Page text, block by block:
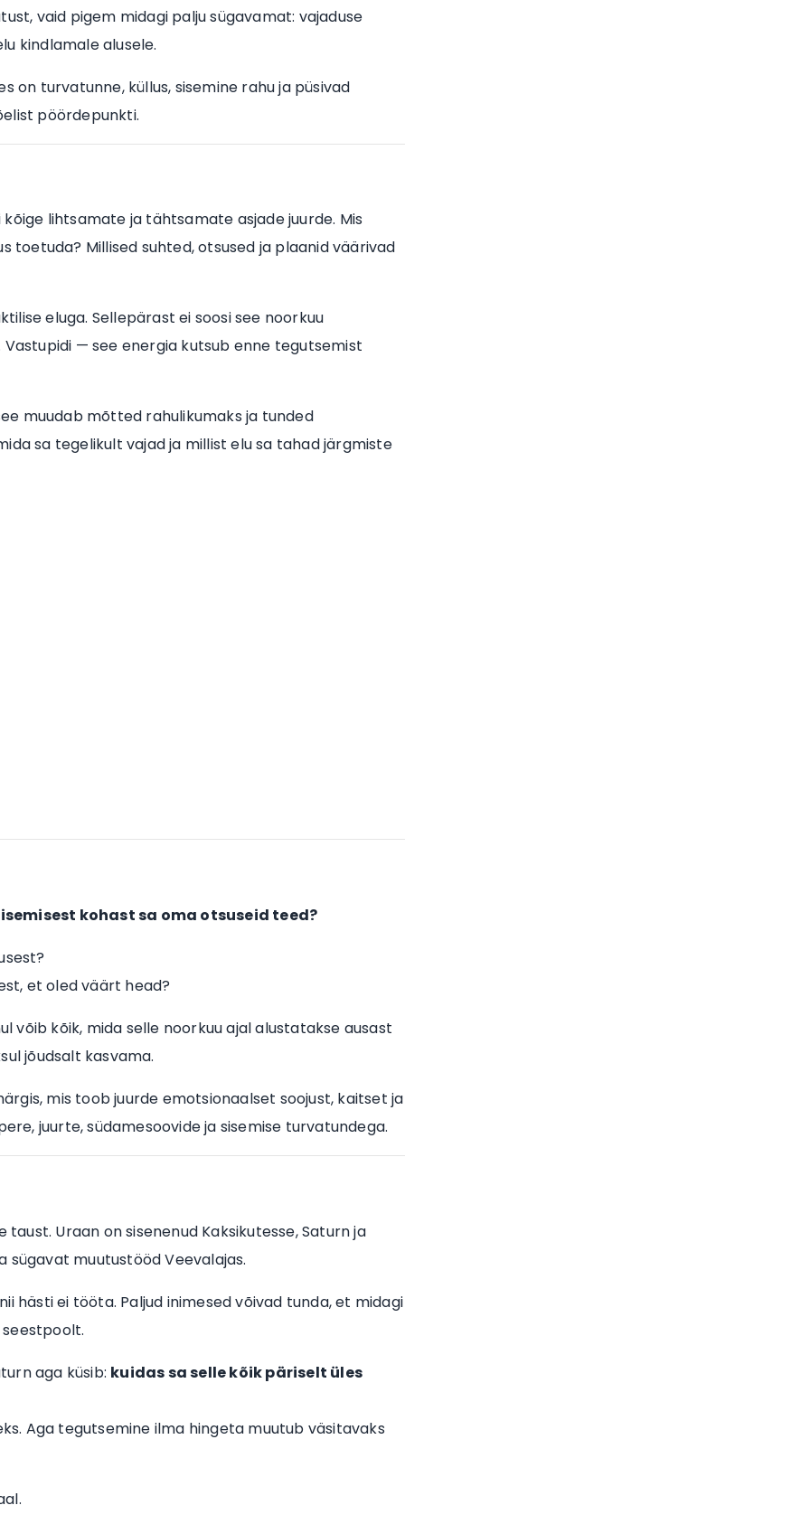
vaid pigem midagi palju sügavamat: vajaduse
kindlamale alusele.
on turvatunne, küllus, sisemine rahu ja püsivad
pöördepunkti.
lihtsamate ja tähtsamate asjade juurde. Mis
toetuda? Millised suhted, otsused ja plaanid väärivad
eluga. Sellepärast ei soosi see noorkuu
— see energia kutsub enne tegutsemist
muudab mõtted rahulikumaks ja tunded
sa tegelikult vajad ja millist elu sa tahad järgmiste
kohast sa oma otsuseid teed?
et oled väärt head?
võib kõik, mida selle noorkuu ajal alustatakse ausast
jõudsalt kasvama.
mis toob juurde emotsionaalset soojust, kaitset ja
juurte, südamesoovide ja sisemise turvatundega.
Uraan on sisenenud Kaksikutesse, Saturn ja
sügavat muutustööd Veevalajas.
hästi ei tööta. Paljud inimesed võivad tunda, et midagi
aga küsib: kuidas sa selle kõik päriselt üles
Aga tegutsemine ilma hingeta muutub väsitavaks